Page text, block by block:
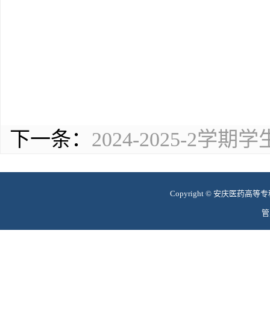
下一条： 2024-2025-2学期
Copyright © 安庆医药高等